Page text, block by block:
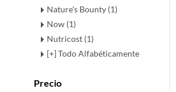
Nature's Bounty (1)
Now (1)
Nutricost (1)
[+] Todo Alfabéticamente
Precio